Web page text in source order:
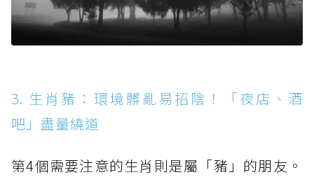
3. 生肖豬：環境髒亂易招陰！「夜店、酒
吧」盡量繞道
第4個需要注意的生肖則是屬「豬」的朋友。